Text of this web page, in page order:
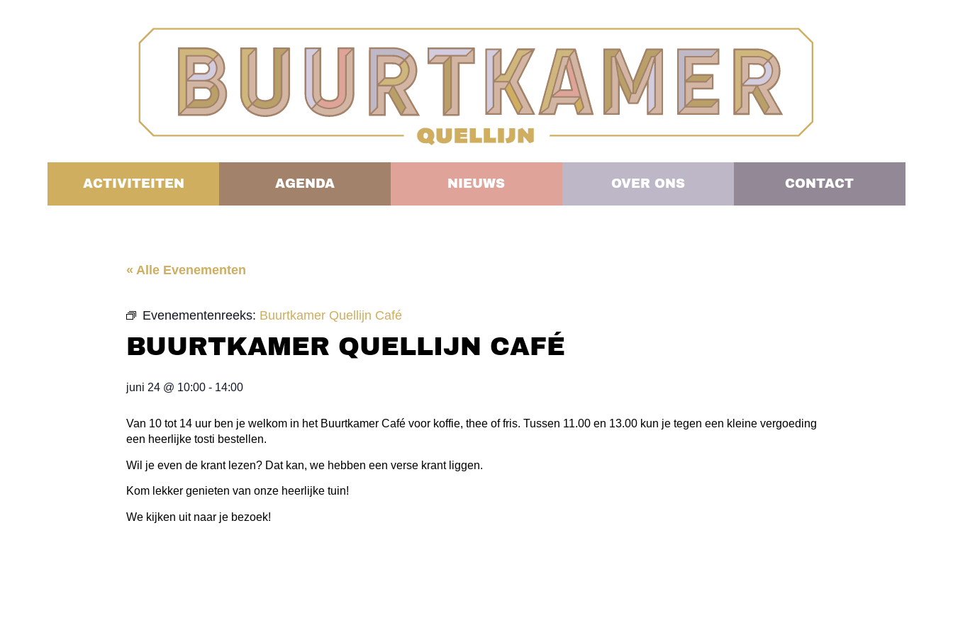
ACTIVITEITEN AGENDA NIEUWS OVER ONS CONTACT
« Alle Evenementen
Evenementenreeks: Buurtkamer Quellijn Café
BUURTKAMER QUELLIJN CAFÉ
juni 24 @ 10:00 - 14:00
Van 10 tot 14 uur ben je welkom in het Buurtkamer Café voor koffie, thee of fris. Tussen 11.00 en 13.00 kun je tegen een kleine vergoeding
een heerlijke tosti bestellen.
Wil je even de krant lezen? Dat kan, we hebben een verse krant liggen.
Kom lekker genieten van onze heerlijke tuin!
We kijken uit naar je bezoek!